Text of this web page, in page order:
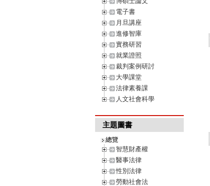
電子書
月旦講座
進修智庫
實務研習
就業證照
裁判案例研討
大學課堂
法律素養課
人文社會科學
主題圖書
總覽
智慧財產權
醫事法律
性別法律
勞動社會法